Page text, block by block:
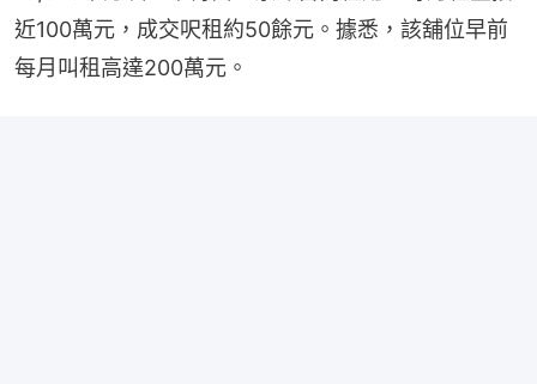
近100萬元，成交呎租約50餘元。據悉，該舖位早前
每月叫租高達200萬元。